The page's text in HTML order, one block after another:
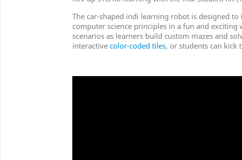
The car-shaped indi learning robot is designed
computer science principles in a fun and
scenarios as learners build custom mazes and
interactive color-coded tiles, or students can